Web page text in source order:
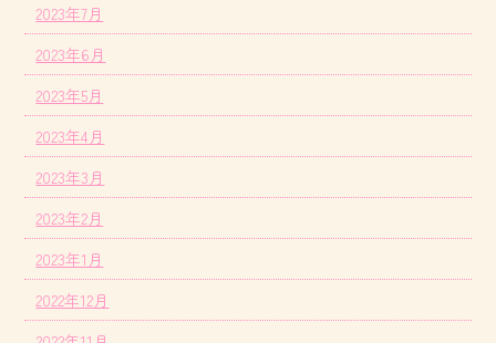
2023年7月
2023年6月
2023年5月
2023年4月
2023年3月
2023年2月
2023年1月
2022年12月